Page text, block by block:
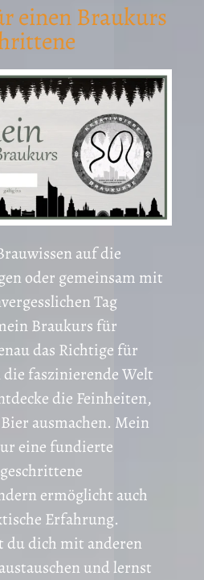
einen Braukurs
auf die
oder gemeinsam mit
Tag
Braukurs für
das Richtige für
faszinierende Welt
die Feinheiten,
ausmachen. Mein
eine fundierte
ermöglicht auch
Erfahrung.
du dich mit anderen
und lernst